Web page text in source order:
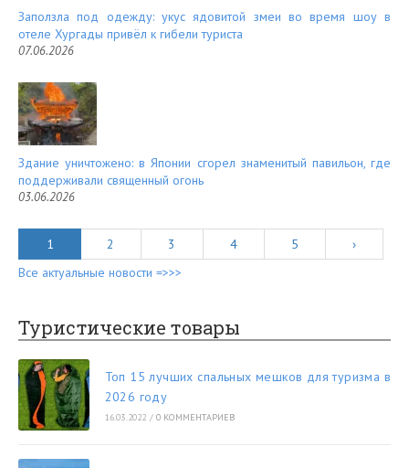
Заползла под одежду: укус ядовитой змеи во время шоу в
отеле Хургады привёл к гибели туриста
07.06.2026
Здание уничтожено: в Японии сгорел знаменитый павильон, где
поддерживали священный огонь
03.06.2026
1 2 3 4 5
›
Все актуальные новости =>>>
Туристические товары
Топ 15 лучших спальных мешков для туризма в
2026 году
16.03.2022 / 0 КОММЕНТАРИЕВ